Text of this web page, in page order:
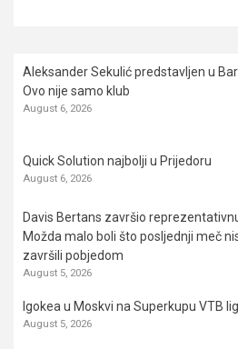
Aleksander Sekulić predstavljen u
Ovo nije samo klub
August 6, 2026
Quick Solution najbolji u Prijedoru
August 6, 2026
Davis Bertans završio
Možda malo boli što posljednji meč
završili pobjedom
August 5, 2026
Igokea u Moskvi na Superkupu VTB
August 5, 2026